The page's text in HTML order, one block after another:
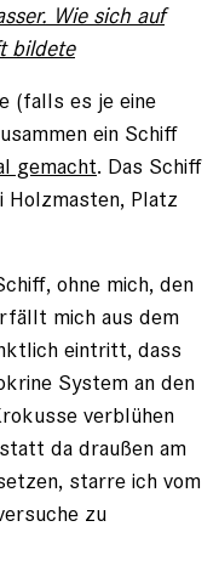
Wie sich auf
bildete
(falls es je eine
ein Schiff
gemacht. Das Schiff
Platz
ohne mich, den
mich aus dem
eintritt, dass
System an den
verblühen
da draußen am
starre ich vom
zu